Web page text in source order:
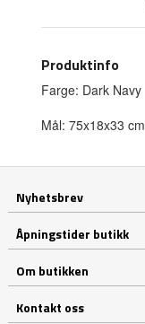
Produktinfo
Farge: Dark Navy
Mål: 75x18x33 cm
Nyhetsbrev
Åpningstider butikk
Om butikken
Kontakt oss